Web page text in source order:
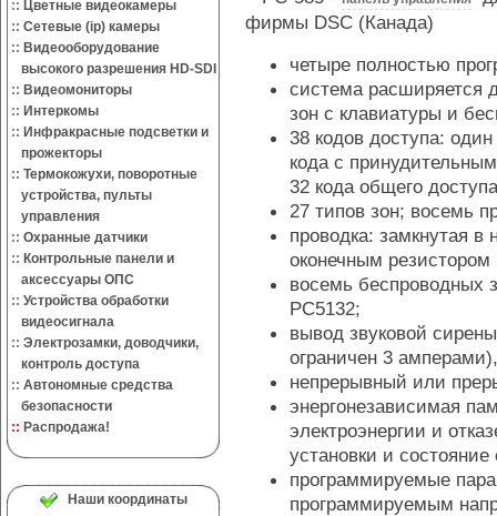
:: Цветные видеокамеры
:: Сетевые (ip) камеры
:: Видеооборудование
высокого разрешения HD-SDI
:: Видеомониторы
:: Интеркомы
:: Инфракрасные подсветки и
прожекторы
:: Термокожухи, поворотные
устройства, пульты
управления
:: Охранные датчики
:: Контрольные панели и
аксессуары ОПС
:: Устройства обработки
видеосигнала
:: Электрозамки, доводчики,
контроль доступа
:: Автономные средства
безопасности
:: Распродажа!
Наши координаты
фирмы DSC (Канада)
четыре полностью
система расширяется
зон с клавиатуры и
38 кодов доступа:
кода с
32 кода общего
27 типов зон; восемь
проводка: замкнутая
оконечным
восемь беспроводных
PC5132;
вывод звуковой
ограничен 3
непрерывный или
энергонезависимая
электроэнергии и
установки и
программируемые
программируемым